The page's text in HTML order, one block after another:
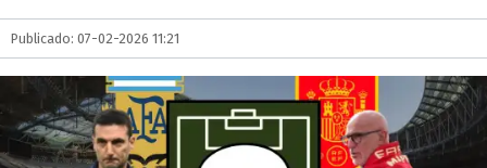
Publicado: 07-02-2026 11:21